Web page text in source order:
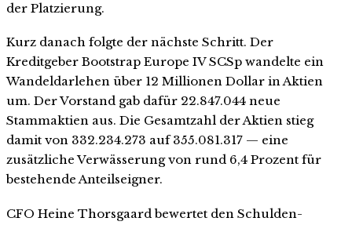
der Platzierung.
Kurz danach folgte der nächste Schritt. Der
Kreditgeber Bootstrap Europe IV SCSp wandelte ein
Wandeldarlehen über 12 Millionen Dollar in Aktien
um. Der Vorstand gab dafür 22.847.044 neue
Stammaktien aus. Die Gesamtzahl der Aktien stieg
damit von 332.234.273 auf 355.081.317 — eine
zusätzliche Verwässerung von rund 6,4 Prozent für
bestehende Anteilseigner.
CFO Heine Thorsgaard bewertet den Schulden-